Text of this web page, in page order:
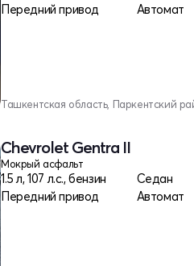
Передний привод
Автомат
Ташкентская область, Паркентский
Chevrolet Gentra II
Мокрый асфальт
1.5 л, 107 л.с., бензин
Седан
Передний привод
Автомат